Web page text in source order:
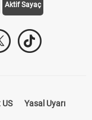
Aktif Sayaç
Yasal Uyarı